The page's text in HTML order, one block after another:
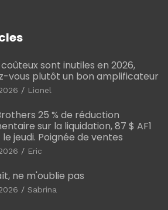
coûteux sont inutiles en 2026,
vous plutôt un bon amplificateur
Lionel
25 % de réduction
sur la liquidation, 87 $ AF1
jeudi. Poignée de ventes
Eric
ne m'oublie pas
Sabrina